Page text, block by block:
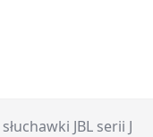
JBL serii J